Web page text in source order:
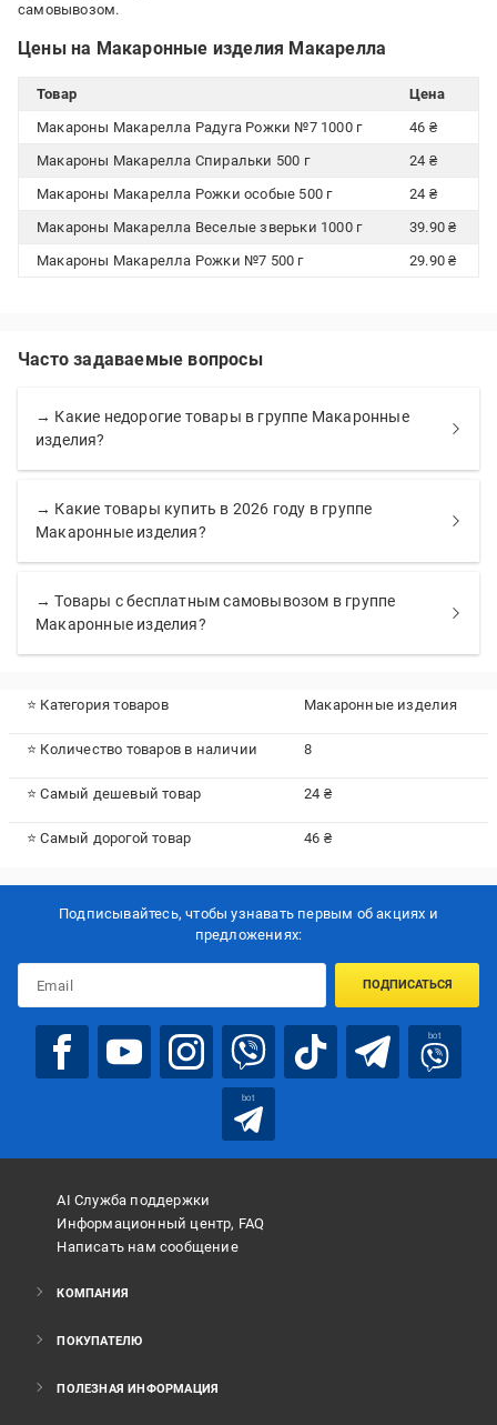
самовывозом.
Цены на Макаронные изделия Макарелла
Товар
Цена
Макароны Макарелла Радуга Рожки №7 1000 г
46 ₴
Макароны Макарелла Спиральки 500 г
24 ₴
Макароны Макарелла Рожки особые 500 г
24 ₴
Макароны Макарелла Веселые зверьки 1000 г
39.90 ₴
Макароны Макарелла Рожки №7 500 г
29.90 ₴
Часто задаваемые вопросы
→ Какие недорогие товары в группе Макаронные
изделия?
→ Какие товары купить в 2026 году в группе
Макаронные изделия?
→ Товары с бесплатным самовывозом в группе
Макаронные изделия?
⭐ Категория товаров Макаронные изделия
⭐ Количество товаров в наличии 8
⭐ Самый дешевый товар 24 ₴
⭐ Самый дорогой товар 46 ₴
Подписывайтесь, чтобы узнавать первым об акцияx и
предложениях:
ПОДПИСАТЬСЯ
bot
bot
AI Служба поддержки
Информационный центр, FAQ
Написать нам сообщение
КОМПАНИЯ
ПОКУПАТЕЛЮ
ПОЛЕЗНАЯ ИНФОРМАЦИЯ